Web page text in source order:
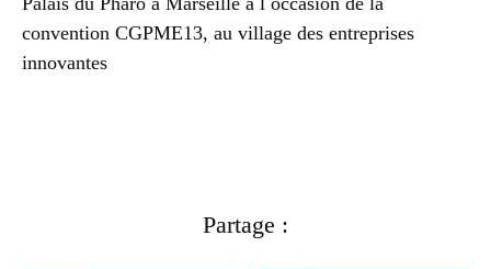
convention CGPME13, au village des entreprises
innovantes
Partage :